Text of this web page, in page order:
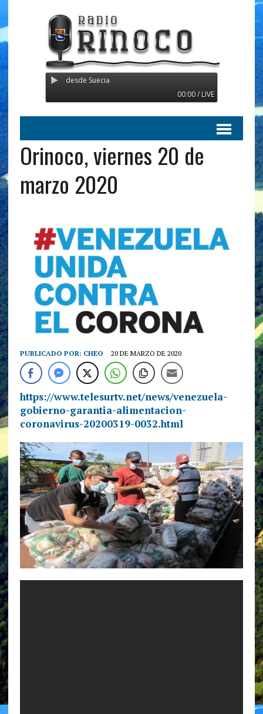
desde Suecia
00:00 / LIVE
Orinoco, viernes 20 de
marzo 2020
PUBLICADO POR: CHEO 20 DE MARZO DE 2020
https://www.telesurtv.net/news/venezuela-
gobierno-garantia-alimentacion-
coronavirus-20200319-0032.html